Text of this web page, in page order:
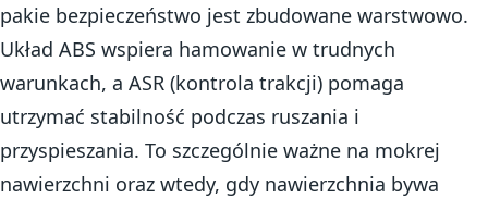
pakie bezpieczeństwo jest zbudowane warstwowo.
Układ ABS wspiera hamowanie w trudnych
warunkach, a ASR (kontrola trakcji) pomaga
utrzymać stabilność podczas ruszania i
przyspieszania. To szczególnie ważne na mokrej
nawierzchni oraz wtedy, gdy nawierzchnia bywa